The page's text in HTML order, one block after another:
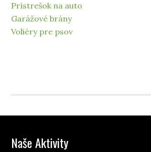
Prístrešok na auto
Garážové brány
Voliéry pre psov
Naše Aktivity